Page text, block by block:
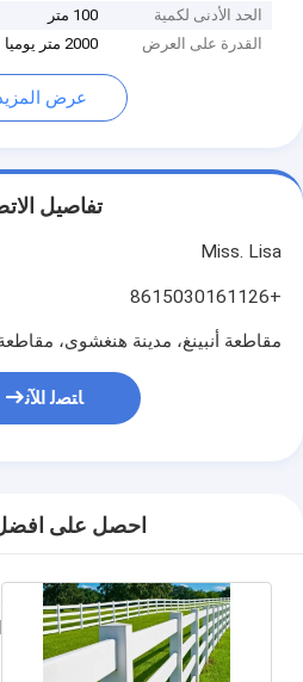
الحد الأدنى لكمية
100 متر
القدرة على العرض
2000 متر يوميا
عرض
تفاصيل
Miss. Lisa
+8615030161126
مقاطعة أنبينغ، مدينة هنغشوى،
ﺎﺘﺼﻟ ﺍﻶﻧ
احصل على